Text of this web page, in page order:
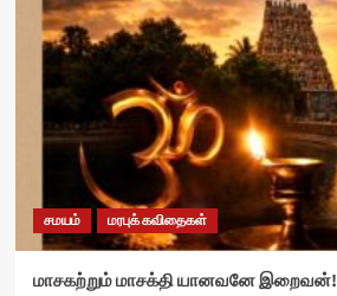
சமயம் மரபுக் கவிதைகள்
மாசகற்றும் மாசக்தி யானவனே இறைவன்!